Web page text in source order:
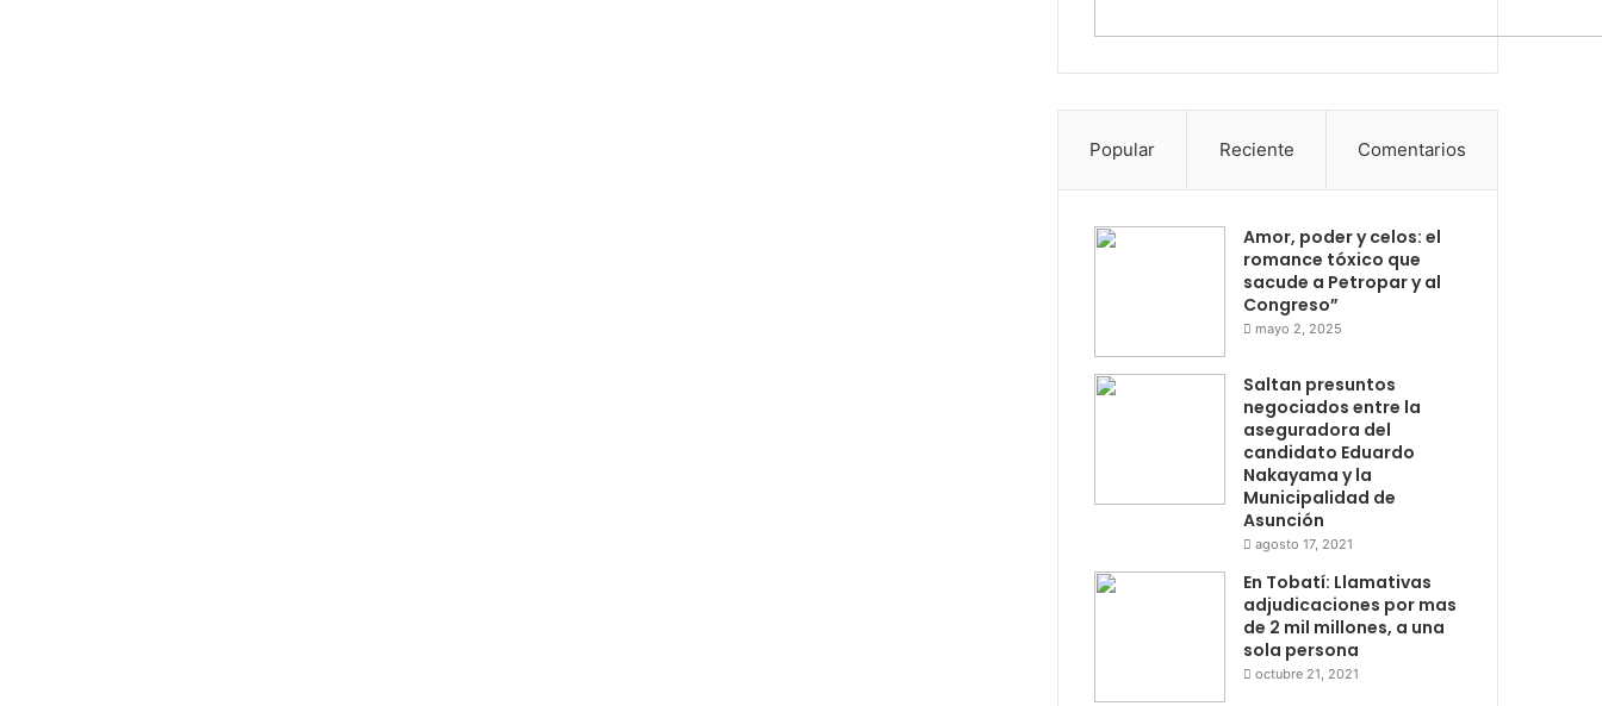
Popular Reciente Comentarios
Amor, poder y celos: el
romance tóxico que
sacude a Petropar y al
Congreso”
mayo 2, 2025
Saltan presuntos
negociados entre la
aseguradora del
candidato Eduardo
Nakayama y la
Municipalidad de
Asunción
agosto 17, 2021
En Tobatí: Llamativas
adjudicaciones por mas
de 2 mil millones, a una
sola persona
octubre 21, 2021